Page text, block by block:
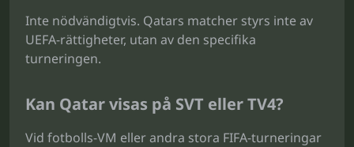
Inte nödvändigtvis. Qatars matcher styrs inte av
UEFA-rättigheter, utan av den specifika
turneringen.
Kan Qatar visas på SVT eller TV4?
Vid fotbolls-VM eller andra stora FIFA-turneringar